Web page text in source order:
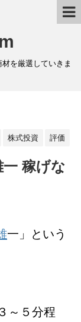
を厳選していきま
株式投資 評価
稼げな
一」という
～５分程